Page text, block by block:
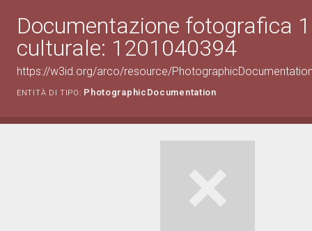
Documentazione fotografica
culturale: 1201040394
https://w3id.org/arco/resource/
ENTITÀ DI TIPO: PhotographicDocumentation